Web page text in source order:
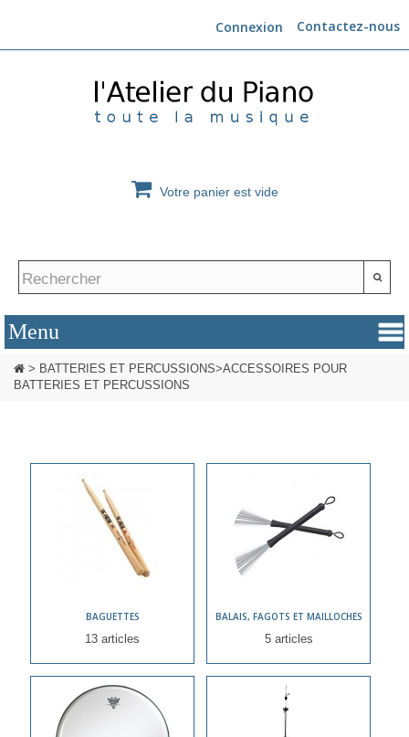
Contactez-nous
Connexion
Votre panier est vide
> BATTERIES ET PERCUSSIONS>ACCESSOIRES POUR
BATTERIES ET PERCUSSIONS
BAGUETTES
13 articles
BALAIS, FAGOTS ET MAILLOCHES
5 articles